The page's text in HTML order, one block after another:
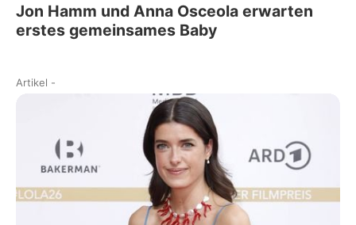
Jon Hamm und Anna Osceola erwarten
erstes gemeinsames Baby
Artikel -